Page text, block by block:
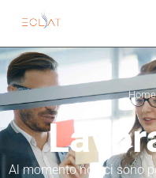
Home
Al momento non ci sono